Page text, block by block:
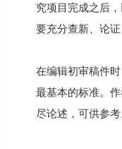
究项目完成之后
要充分查新、论
在编辑初审稿件
最基本的标准。
尽论述，可供参考